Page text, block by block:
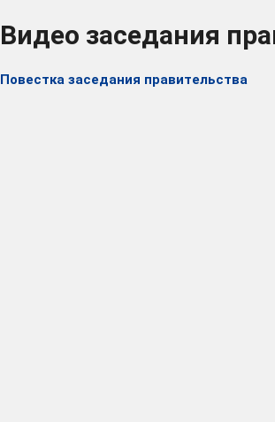
Видео заседания
Повестка заседания правительства